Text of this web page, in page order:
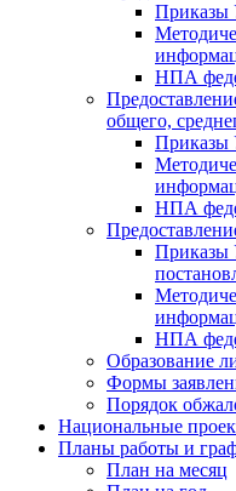
Приказы
НПА
общего,
Приказы
НПА
Приказы
НПА
Образование
Формы
Порядок
Национальные
Планы работы и
План на месяц